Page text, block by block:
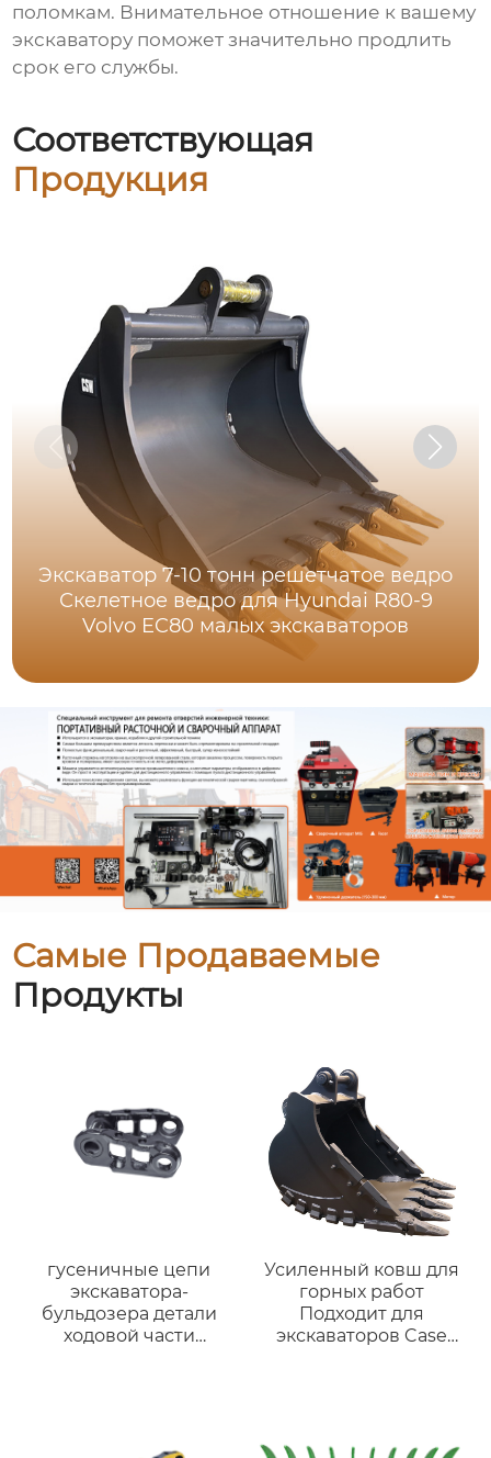
поломкам. Внимательное отношение к вашему
экскаватору поможет значительно продлить
срок его службы.
Соответствующая
Продукция
Экскаватор 7-10 тонн решетчатое ведро
Скелетное ведро для Hyundai R80-9
Volvo EC80 малых экскаваторов
Самые Продаваемые
Продукты
гусеничные цепи
экскаватора-
бульдозера детали
ходовой части
sk200-8
Усиленный ковш для
горных работ
Подходит для
экскаваторов Case